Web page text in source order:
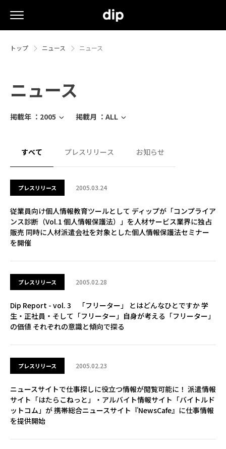
トップ ニュース ニュース
ニュース
掲載年 ： 2005 掲載月 ： ALL
すべて プレスリリース お知らせ
プレスリリース 2005.03.24
従業員向け個人情報教育ツールとして ディップが「コンプライア
ンス診断（Vol.1 個人情報保護法）」を人材サービス業界に独占
販売 同時に人材派遣会社を対象とした個人情報保護法セミナー
を開催
プレスリリース 2005.02.28
Dip Report - vol. 3 「フリーター」 とはどんなひとですか 学
生・正社員・そして「フリーター」自身が考える「フリーター」
の価値 それぞれの意識と傾向で探る
プレスリリース 2005.02.23
ニュースサイトで仕事探しに役立つ情報が閲覧可能に！ 派遣情報
サイト「はたらこねっと」・アルバイト情報サイト「バイトルド
ットコム」が 携帯総合ニュースサイト『NewsCafe』に仕事情報
を提供開始